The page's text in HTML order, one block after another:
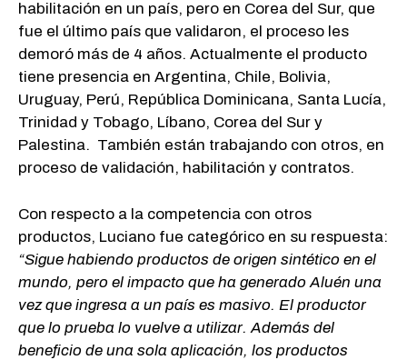
habilitación en un país, pero en Corea del Sur, que
fue el último país que validaron, el proceso les
demoró más de 4 años. Actualmente el producto
tiene presencia en Argentina, Chile, Bolivia,
Uruguay, Perú, República Dominicana, Santa Lucía,
Trinidad y Tobago, Líbano, Corea del Sur y
Palestina. También están trabajando con otros, en
proceso de validación, habilitación y contratos.
Con respecto a la competencia con otros
productos, Luciano fue categórico en su respuesta:
“Sigue habiendo productos de origen sintético en el
mundo, pero el impacto que ha generado Aluén una
vez que ingresa a un país es masivo. El productor
que lo prueba lo vuelve a utilizar. Además del
beneficio de una sola aplicación, los productos